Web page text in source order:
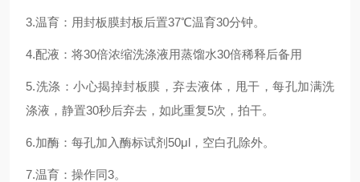
3.温育：用封板膜封板后置37℃温育30分钟。
4.配液：将30倍浓缩洗涤液用蒸馏水30倍稀释后备用
5.洗涤：小心揭掉封板膜，弃去液体，甩干，每孔加满洗
涤液，静置30秒后弃去，如此重复5次，拍干。
6.加酶：每孔加入酶标试剂50μl，空白孔除外。
7.温育：操作同3。